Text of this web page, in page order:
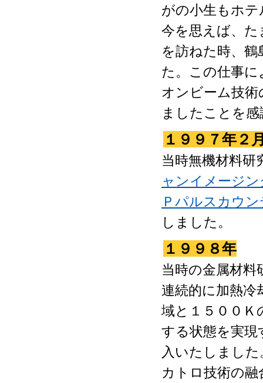
がの小生もホ
今を思えば、た
を訪ねた時、
た。この仕事
オンビーム技
ましたことを
１９９７年２
当時無機材料研
ャンイメージ
Ｐパルスカウ
しました。
１９９８年
当時の金属材
連続的に加熱冷
域と１５００Ｋ
する状態を実現
入いたしまし
カトロ技術の